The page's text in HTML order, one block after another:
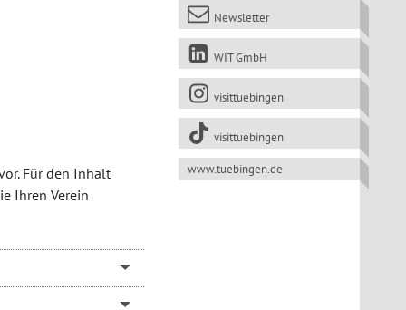
Für den Inhalt
Ihren Verein
Newsletter
WIT GmbH
visittuebingen
visittuebingen
www.tuebingen.de